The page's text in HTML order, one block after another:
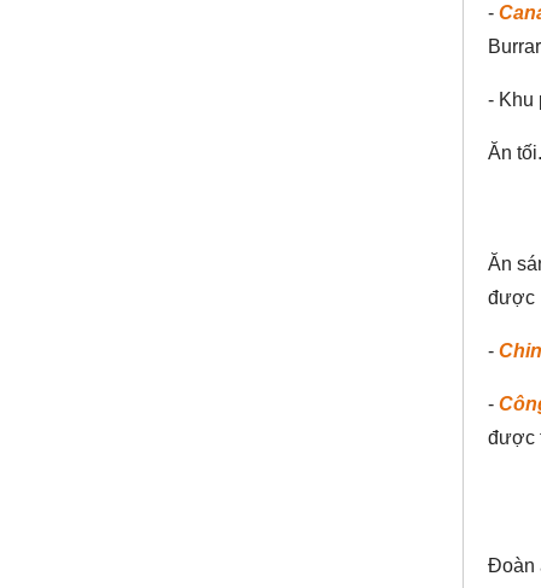
-
- Khu
Ăn
Ăn
được
-
-
được
Đoàn